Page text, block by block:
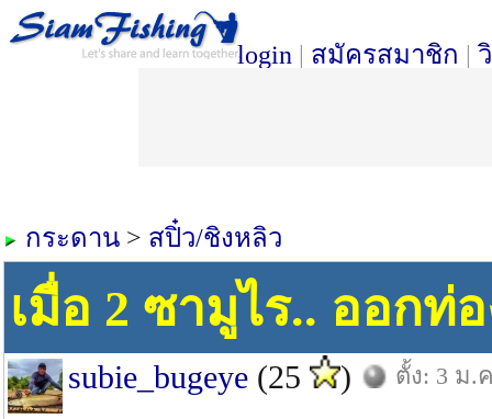
login | สมัครสมาชิก |
กระดาน > สปิ๋ว/ชิงหลิว
เมื่อ 2 ซามูไร.. ออกท่
subie_bugeye (25 ) ตั้ง: 3 ม.